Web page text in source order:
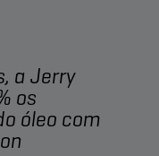
a Jerry
os
óleo com